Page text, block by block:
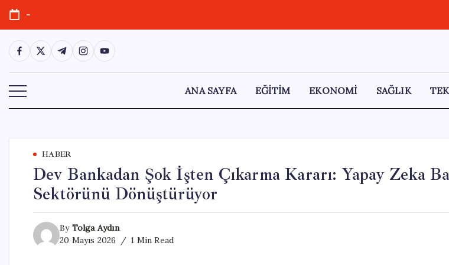
Skip
content
-
https://www.facebook.com/
https://twitter.com/
https://t.me/
https://www.instagram.com/
https://youtube.com/
ANA SAYFA EĞİTİM EKONOMİ SAĞLIK
HABER
Dev Bankadan Şok İşten Çıkarma Kararı: Yapay Zeka
Sektörünü Dönüştürüyor
By Tolga Aydın
20 Mayıs 2026
1 Min Read